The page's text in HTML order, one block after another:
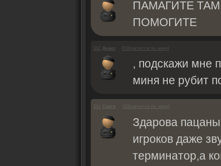
ПАМАГИТЕ ТАМ
ПОМОГИТЕ
342 Денис [Обратится по нику]
, подскажи мне
миня не рубит
Серго [Обратится по нику ]
Здарова
игроков даже
терминатор,а